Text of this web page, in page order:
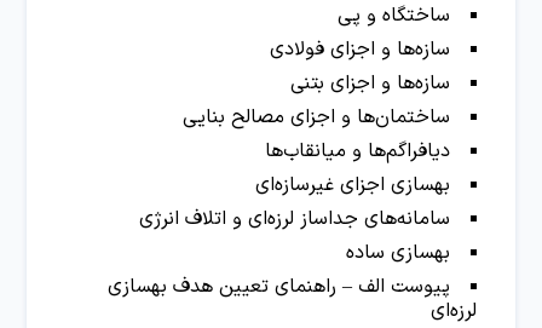
ساختگاه و پی
سازه‌ها و اجزای فولادی
سازه‌ها و اجزای بتنی
ساختمان‌ها و اجزای مصالح بنایی
دیافراگم‌ها و میانقاب‌ها
بهسازی اجزای غیرسازه‌ای
سامانه‌های جداساز لرزه‌ای و اتلاف انرژی
بهسازی ساده
پیوست الف – راهنمای تعیین هدف بهسازی
لرزه‌ای